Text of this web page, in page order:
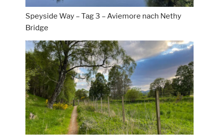
Speyside Way – Tag 3 – Aviemore nach Nethy
Bridge